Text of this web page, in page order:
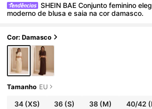
SHEIN BAE Conjunto feminino
moderno de blusa e saia na cor damasco.
Cor: Damasco
Tamanho EU
34(XS) 36 (S) 38(M) 40/42